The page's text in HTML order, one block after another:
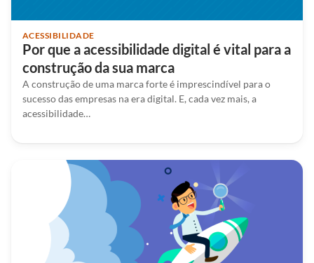
ACESSIBILIDADE
Por que a acessibilidade digital é vital para a
construção da sua marca
A construção de uma marca forte é imprescindível para o
sucesso das empresas na era digital. E, cada vez mais, a
acessibilidade…